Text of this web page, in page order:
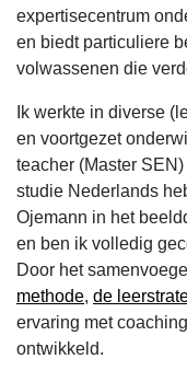
expertisecentrum
en biedt particuliere
volwassenen die
Ik werkte in diverse
en voortgezet
teacher (Master
studie Nederlands
Ojemann in het
en ben ik volledig
Door het
methode, de
ervaring met
ontwikkeld.